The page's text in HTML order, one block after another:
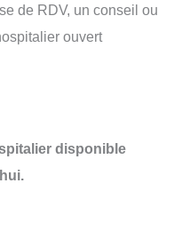
de RDV, un conseil ou
ouvert
disponible